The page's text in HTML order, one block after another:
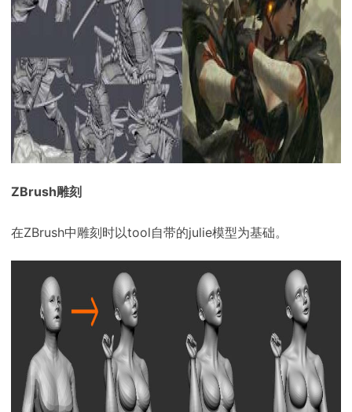
ZBrush雕刻
在ZBrush中雕刻时以tool自带的julie模型为基础。